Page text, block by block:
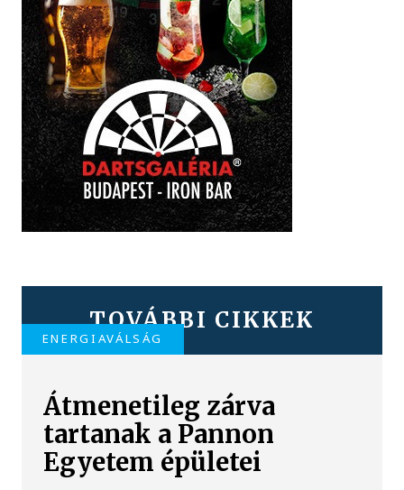
TOVÁBBI CIKKEK
ENERGIAVÁLSÁG
Átmenetileg zárva
tartanak a Pannon
Egyetem épületei